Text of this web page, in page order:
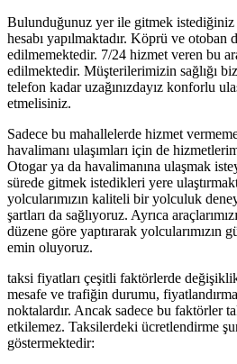
Bulunduğunuz yer ile gitmek istediğiniz
hesabı yapılmaktadır. Köprü ve otoban
edilmemektedir. 7/24 hizmet veren bu
edilmektedir. Müşterilerimizin sağlığı
telefon kadar uzağınızdayız konforlu
etmelisiniz.
Sadece bu mahallelerde hizmet
havalimanı ulaşımları için de
Otogar ya da havalimanına ulaşmak
sürede gitmek istedikleri yere
yolcularımızın kaliteli bir yolculuk
şartları da sağlıyoruz. Ayrıca
düzene göre yaptırarak yolcularımızın
emin oluyoruz.
taksi fiyatları çeşitli faktörlerde
mesafe ve trafiğin durumu,
noktalardır. Ancak sadece bu faktörler
etkilemez. Taksilerdeki ücretlendirme
göstermektedir: